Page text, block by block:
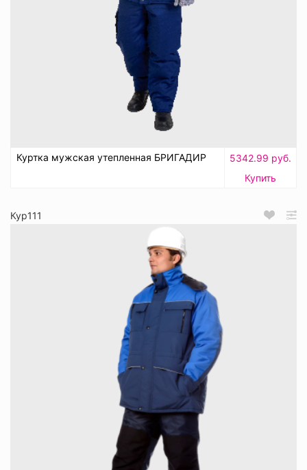
Куртка мужская утепленная БРИГАДИР
5342.99 руб.
Купить
Кур111